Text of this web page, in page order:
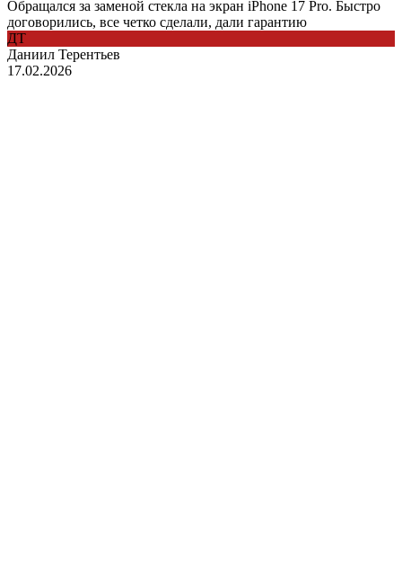
Обращался за заменой стекла на экран iPhone 17 Pro. Быстро
договорились, все четко сделали, дали гарантию
ДТ
Даниил Терентьев
17.02.2026